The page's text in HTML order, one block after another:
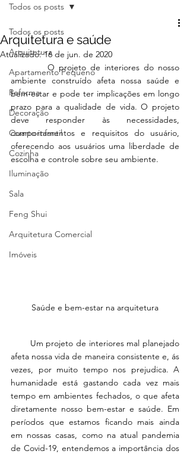
Todos os posts
Arquitetura
Apartamento Pequeno
Reforma
Decoração
Quarto infantil
Cozinha
Iluminação
Sala
Feng Shui
Arquitetura Comercial
Imóveis
Todos os posts
Arquitetura e saúde
Atualizado:16 de jun. de 2020
         O projeto de interiores do nosso
ambiente construído afeta nossa saúde e
bem-estar e pode ter implicações em longo
prazo para a qualidade de vida. O projeto
deve responder às necessidades,
comportamentos e requisitos do usuário,
oferecendo aos usuários uma liberdade de
escolha e controle sobre seu ambiente.
Saúde e bem-estar na arquitetura
afeta nossa vida de maneira consistente e, ás
vezes, por muito tempo nos prejudica. A
humanidade está gastando cada vez mais
tempo em ambientes fechados, o que afeta
diretamente nosso bem-estar e saúde. Em
períodos que estamos ficando mais ainda
em nossas casas, como na atual pandemia
de Covid-19, entendemos a importância dos